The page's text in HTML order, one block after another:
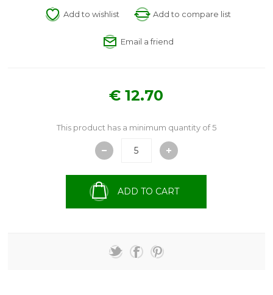
Add to wishlist Add to compare list
Email a friend
€ 12.70
This product has a minimum quantity of 5
ADD TO CART